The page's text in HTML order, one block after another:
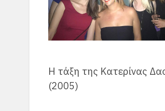
Η τάξη της Κατερίνας
(2005)